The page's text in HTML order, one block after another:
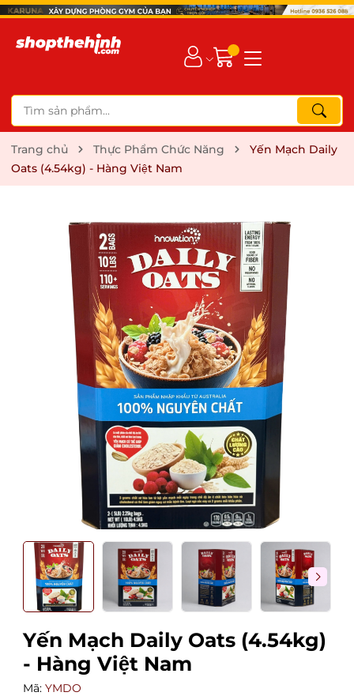
Trang chủ Thực Phẩm Chức Năng
Yến Mạch Daily
Oats (4.54kg) - Hàng Việt Nam
Yến Mạch Daily Oats (4.54kg)
- Hàng Việt Nam
Mã: YMDO